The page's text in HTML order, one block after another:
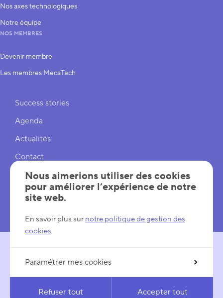
Nos axes technologiques
Notre équipe
NOS MEMBRES
Devenir membre
Les membres MecaTech
Liens rapides
Success stories
Agenda
Actualités
Contact
Cookies
Réglages cookies
SUIVEZ-NOUS
Nous aimerions utiliser des cookies
pour améliorer l’expérience de notre
site web.
En savoir plus sur notre politique de gestion des
cookies
Paramétrer mes cookies
Refuser tout Accepter tout